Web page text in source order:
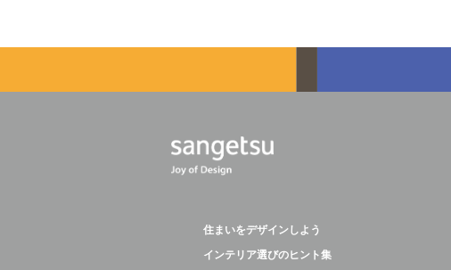
住まいをデザインしよう
インテリア選びのヒント集